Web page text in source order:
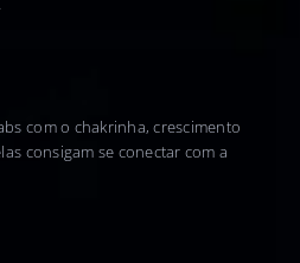
com o chakrinha, crescimento
consigam se conectar com a